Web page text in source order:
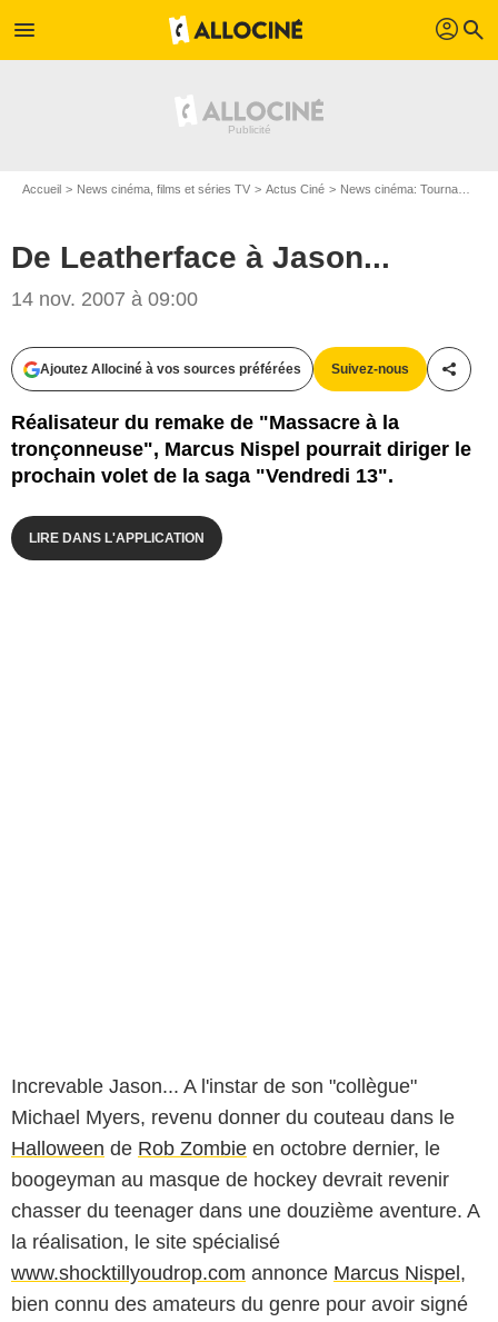
menu profil search
Accueil News cinéma, films et séries TV Actus Ciné News cinéma: Tournages
De Leatherface à Jason...
14 nov. 2007 à 09:00
Ajoutez Allociné à vos sources préférées Suivez-nous
Réalisateur du remake de "Massacre à la
tronçonneuse", Marcus Nispel pourrait diriger le
prochain volet de la saga "Vendredi 13".
LIRE DANS L'APPLICATION
Increvable Jason... A l'instar de son "collègue"
Michael Myers, revenu donner du couteau dans le
Halloween de Rob Zombie en octobre dernier, le
boogeyman au masque de hockey devrait revenir
chasser du teenager dans une douzième aventure. A
la réalisation, le site spécialisé
www.shocktillyoudrop.com annonce Marcus Nispel,
bien connu des amateurs du genre pour avoir signé